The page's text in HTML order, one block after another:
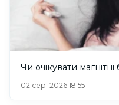
Чи очікувати
02 сер. 2026 18:55